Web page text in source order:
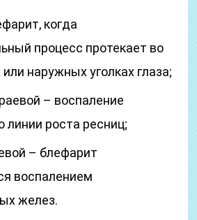
когда
процесс протекает во
наружных уголках глаза;
– воспаление
линии роста ресниц;
– блефарит
воспалением
желез.